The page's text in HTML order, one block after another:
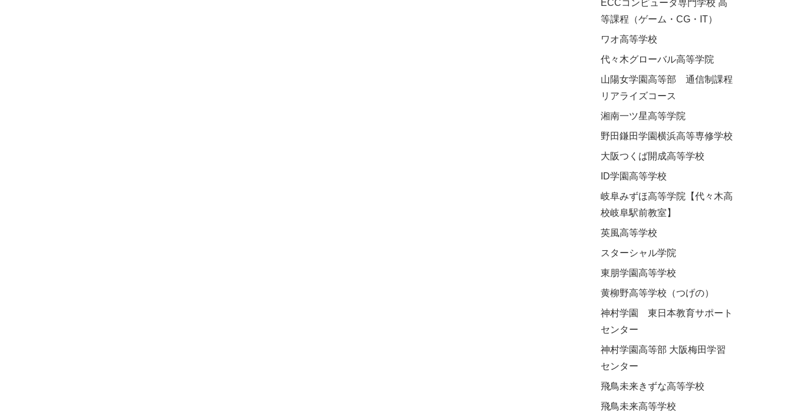
ECCコンピュータ専門学校 高
等課程（ゲーム・CG・IT）
ワオ高等学校
代々木グローバル高等学院
山陽女学園高等部 通信制課程
リアライズコース
湘南一ツ星高等学院
野田鎌田学園横浜高等専修学校
大阪つくば開成高等学校
ID学園高等学校
岐阜みずほ高等学院【代々木高
校岐阜駅前教室】
英風高等学校
スターシャル学院
東朋学園高等学校
黄柳野高等学校（つげの）
神村学園 東日本教育サポート
センター
神村学園高等部 大阪梅田学習
センター
飛鳥未来きずな高等学校
飛鳥未来高等学校